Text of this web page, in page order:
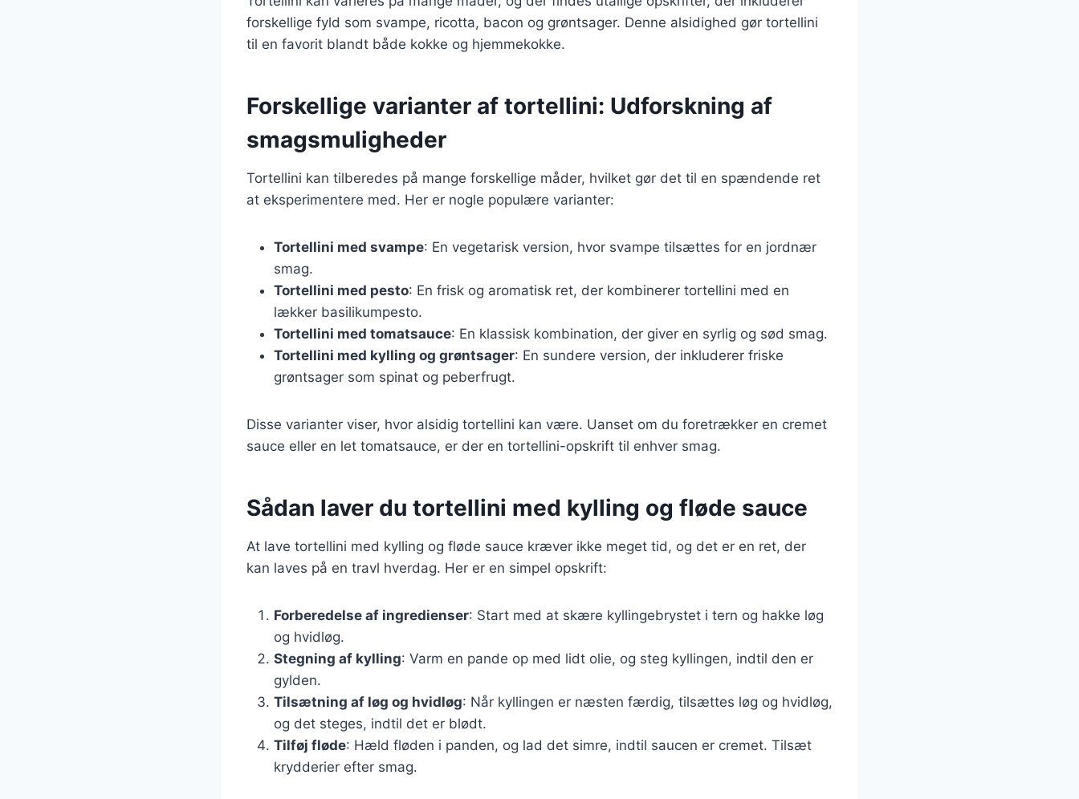
forskellige fyld som svampe, ricotta, bacon og grøntsager. Denne alsidighed gør tortellini
til en favorit blandt både kokke og hjemmekokke.
Forskellige varianter af tortellini: Udforskning af
smagsmuligheder
Tortellini kan tilberedes på mange forskellige måder, hvilket gør det til en spændende ret
at eksperimentere med. Her er nogle populære varianter:
Tortellini med svampe: En vegetarisk version, hvor svampe tilsættes for en jordnær
smag.
Tortellini med pesto: En frisk og aromatisk ret, der kombinerer tortellini med en
lækker basilikumpesto.
Tortellini med tomatsauce: En klassisk kombination, der giver en syrlig og sød smag.
Tortellini med kylling og grøntsager: En sundere version, der inkluderer friske
grøntsager som spinat og peberfrugt.
Disse varianter viser, hvor alsidig tortellini kan være. Uanset om du foretrækker en cremet
sauce eller en let tomatsauce, er der en tortellini-opskrift til enhver smag.
Sådan laver du tortellini med kylling og fløde sauce
At lave tortellini med kylling og fløde sauce kræver ikke meget tid, og det er en ret, der
kan laves på en travl hverdag. Her er en simpel opskrift:
Forberedelse af ingredienser: Start med at skære kyllingebrystet i tern og hakke løg
og hvidløg.
Stegning af kylling: Varm en pande op med lidt olie, og steg kyllingen, indtil den er
gylden.
Tilsætning af løg og hvidløg: Når kyllingen er næsten færdig, tilsættes løg og hvidløg,
og det steges, indtil det er blødt.
Tilføj fløde: Hæld fløden i panden, og lad det simre, indtil saucen er cremet. Tilsæt
krydderier efter smag.